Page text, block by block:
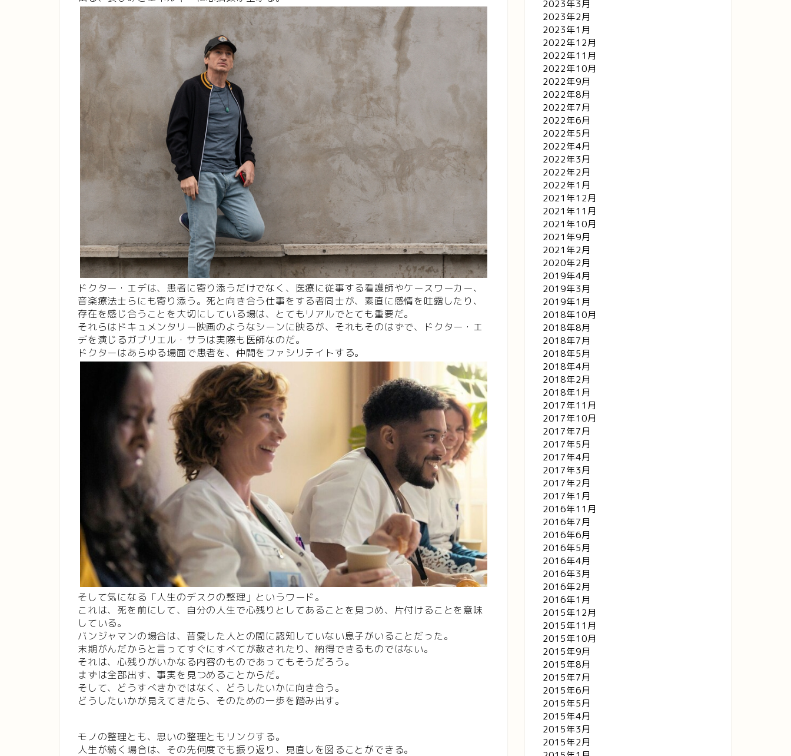
ドクター・エデは、患者に寄り添うだけでなく、医療に従事する看護師やケースワーカー、
音楽療法士らにも寄り添う。死と向き合う仕事をする者同士が、素直に感情を吐露したり、
存在を感じ合うことを大切にしている場は、とてもリアルでとても重要だ。
それらはドキュメンタリー映画のようなシーンに映るが、それもそのはずで、ドクター・エ
デを演じるガブリエル・サラは実際も医師なのだ。
ドクターはあらゆる場面で患者を、仲間をファシリテイトする。
そして気になる「人生のデスクの整理」というワード。
これは、死を前にして、自分の人生で心残りとしてあることを見つめ、片付けることを意味
している。
バンジャマンの場合は、昔愛した人との間に認知していない息子がいることだった。
末期がんだからと言ってすぐにすべてが赦されたり、納得できるものではない。
それは、心残りがいかなる内容のものであってもそうだろう。
まずは全部出す、事実を見つめることからだ。
そして、どうすべきかではなく、どうしたいかに向き合う。
どうしたいかが見えてきたら、そのための一歩を踏み出す。
モノの整理とも、思いの整理ともリンクする。
人生が続く場合は、その先何度でも振り返り、見直しを図ることができる。
2023年3月
2023年2月
2023年1月
2022年12月
2022年11月
2022年10月
2022年9月
2022年8月
2022年7月
2022年6月
2022年5月
2022年4月
2022年3月
2022年2月
2022年1月
2021年12月
2021年11月
2021年10月
2021年9月
2021年2月
2020年2月
2019年4月
2019年3月
2019年1月
2018年10月
2018年8月
2018年7月
2018年5月
2018年4月
2018年2月
2018年1月
2017年11月
2017年10月
2017年7月
2017年5月
2017年4月
2017年3月
2017年2月
2017年1月
2016年11月
2016年7月
2016年6月
2016年5月
2016年4月
2016年3月
2016年2月
2016年1月
2015年12月
2015年11月
2015年10月
2015年9月
2015年8月
2015年7月
2015年6月
2015年5月
2015年4月
2015年3月
2015年2月